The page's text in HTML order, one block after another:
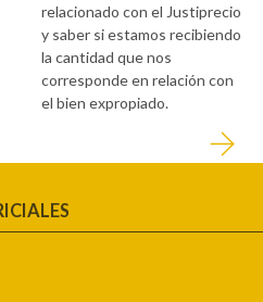
relacionado con el Justiprecio
y saber si estamos recibiendo
la cantidad que nos
corresponde en relación con
el bien expropiado.